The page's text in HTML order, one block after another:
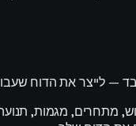
לייצר את הדוח
מתחרים, מגמות,